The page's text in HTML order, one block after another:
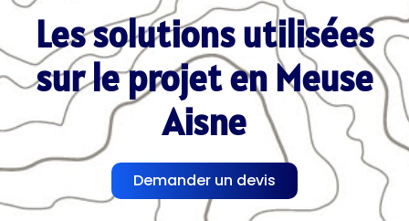
Les solutions utilisées
sur le projet en Meuse
Aisne
Demander un devis